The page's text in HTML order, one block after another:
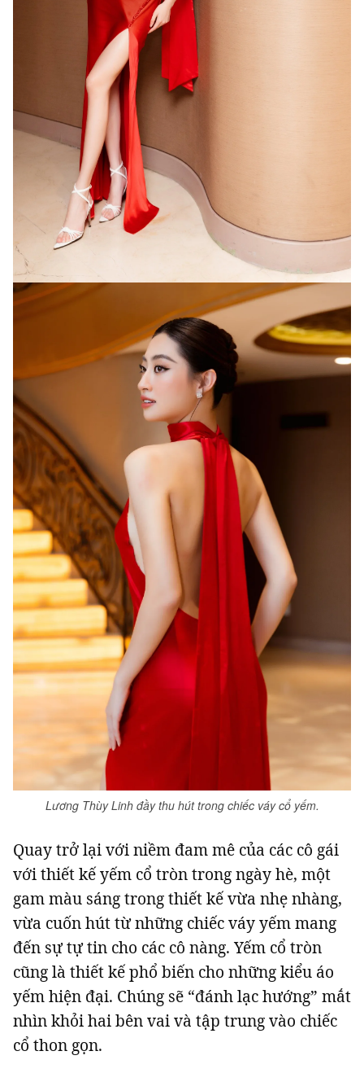
Lương Thùy Linh đầy thu hút trong chiếc váy cổ yếm.
Quay trở lại với niềm đam mê của các cô gái
với thiết kế yếm cổ tròn trong ngày hè, một
gam màu sáng trong thiết kế vừa nhẹ nhàng,
vừa cuốn hút từ những chiếc váy yếm mang
đến sự tự tin cho các cô nàng. Yếm cổ tròn
cũng là thiết kế phổ biến cho những kiểu áo
yếm hiện đại. Chúng sẽ “đánh lạc hướng” mắt
nhìn khỏi hai bên vai và tập trung vào chiếc
cổ thon gọn.